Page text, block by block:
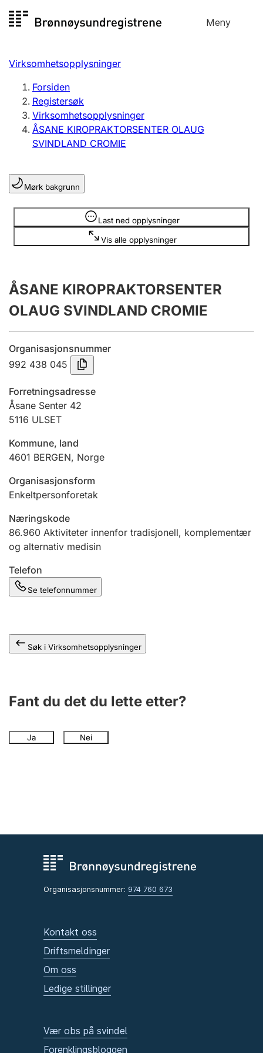
til
Meny
Registersøk
Aksjeselskap
Enkeltpersonforetak
Registrere, endre, slette
Lag og forening
Registrere, endre, slette
Flere organisasjonsformer
Årsregnskap
Innsending og forsinkelsesgebyr
Tinglysing
Jeger
Betaling og jegeravgiftskort
Ektepaktveileder
Offentlig sektor
Andre tema
Virksomhetsopplysninger
Forsiden
Registersøk
Virksomhetsopplysninger
ÅSANE KIROPRAKTORSENTER OLAUG
SVINDLAND CROMIE
Mørk bakgrunn
Last ned opplysninger
Vis alle opplysninger
Opplysninger er skjult
ÅSANE KIROPRAKTORSENTER
OLAUG SVINDLAND CROMIE
Organisasjonsnummer
992 438 045
Forretningsadresse
Åsane Senter 42
5116 ULSET
Kommune, land
4601 BERGEN, Norge
Organisasjonsform
Enkeltpersonforetak
Næringskode
86.960 Aktiviteter innenfor tradisjonell, komplementær
og alternativ medisin
Telefon
Se telefonnummer
Søk i Virksomhetsopplysninger
Fant du det du lette etter?
Ja Nei
Organisasjonsnummer: 974 760 673
Kontakt oss
Driftsmeldinger
Om oss
Ledige stillinger
Vær obs på svindel
Forenklingsbloggen